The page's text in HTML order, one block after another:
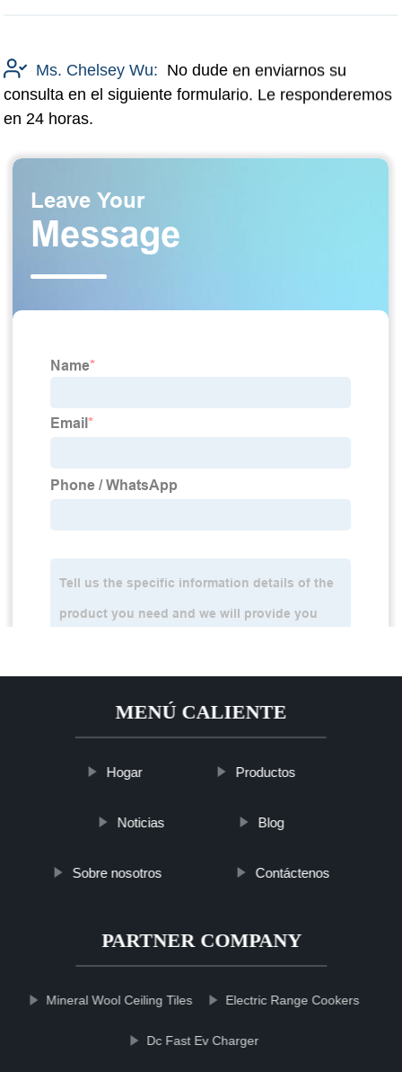
Ms. Chelsey Wu: No dude en enviarnos su
consulta en el siguiente formulario. Le responderemos
en 24 horas.
MENÚ CALIENTE
Hogar Productos
Noticias Blog
Sobre nosotros Contáctenos
PARTNER COMPANY
Mineral Wool Ceiling Tiles Electric Range Cookers
Dc Fast Ev Charger